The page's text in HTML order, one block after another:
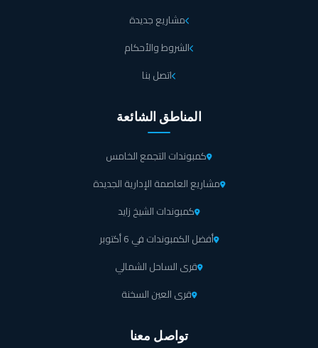
مشاريع جديدة
الشروط والأحكام
اتصل بنا
المناطق الشائعة
كمبوندات التجمع الخامس
مشاريع العاصمة الإدارية الجديدة
كمبوندات الشيخ زايد
أفضل الكمبوندات في 6 أكتوبر
قرى الساحل الشمالي
قرى العين السخنة
تواصل معنا